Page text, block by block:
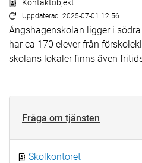
Kontaktobjekt
Uppdaterad: 2025-07-01 12:56
Ängshagenskolan ligger i
har ca 170 elever från
skolans lokaler finns även
Fråga om tjänsten
Skolkontoret